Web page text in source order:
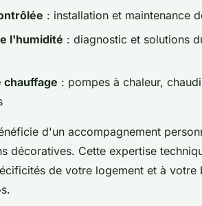
: installation et maintenance
l'humidité : diagnostic et solutions
chauffage : pompes à chaleur,
d'un accompagnement
décoratives. Cette expertise
de votre logement et à votre